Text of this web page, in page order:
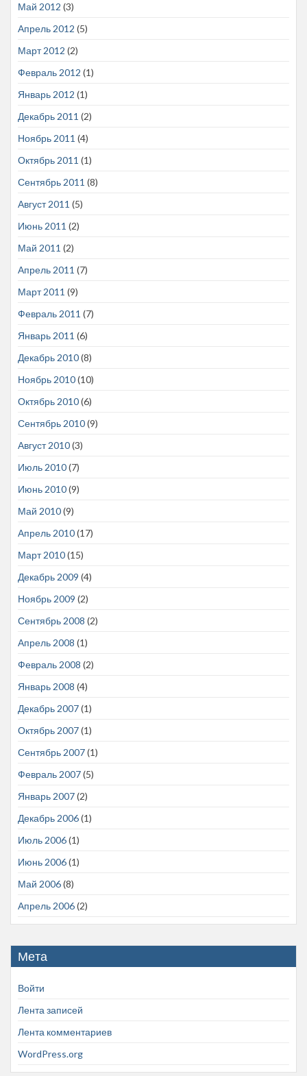
Май 2012 (3)
Апрель 2012 (5)
Март 2012 (2)
Февраль 2012 (1)
Январь 2012 (1)
Декабрь 2011 (2)
Ноябрь 2011 (4)
Октябрь 2011 (1)
Сентябрь 2011 (8)
Август 2011 (5)
Июнь 2011 (2)
Май 2011 (2)
Апрель 2011 (7)
Март 2011 (9)
Февраль 2011 (7)
Январь 2011 (6)
Декабрь 2010(8)
Ноябрь 2010(10)
Октябрь 2010(6)
Сентябрь 2010(9)
Август 2010(3)
Июль 2010(7)
Июнь 2010(9)
Май 2010(9)
Апрель 2010(17)
Март 2010(15)
Декабрь 2009 (4)
Ноябрь 2009 (2)
Сентябрь 2008 (2)
Апрель 2008 (1)
Февраль 2008 (2)
Январь 2008 (4)
Декабрь 2007(1)
Октябрь 2007(1)
Сентябрь 2007(1)
Февраль 2007(5)
Январь 2007(2)
Декабрь 2006(1)
Июль 2006(1)
Июнь 2006(1)
Май 2006(8)
Апрель 2006(2)
Мета
Войти
Лента записей
Лента комментариев
WordPress.org